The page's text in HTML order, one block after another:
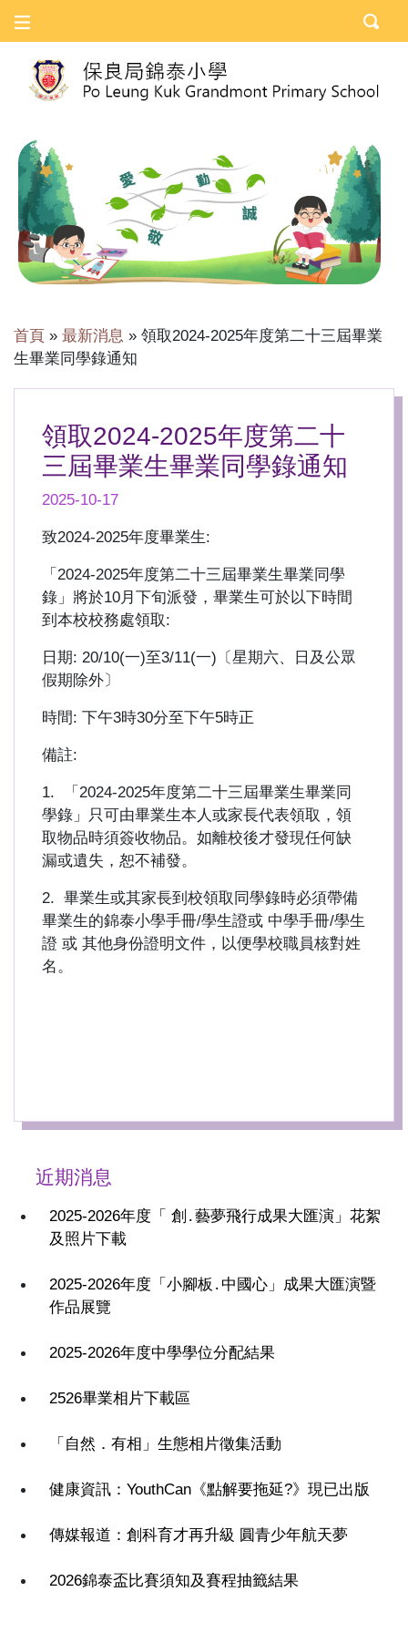
首頁 » 最新消息 » 領取2024-2025年度第二十三屆畢業
生畢業同學錄通知
領取2024-2025年度第二十
三屆畢業生畢業同學錄通知
2025-10-17
致2024-2025年度畢業生:
「2024-2025年度第二十三屆畢業生畢業同學
錄」將於10月下旬派發，畢業生可於以下時間
到本校校務處領取:
日期: 20/10(一)至3/11(一)〔星期六、日及公眾
假期除外〕
時間: 下午3時30分至下午5時正
備註:
1. 「2024-2025年度第二十三屆畢業生畢業同
學錄」只可由畢業生本人或家長代表領取，領
取物品時須簽收物品。如離校後才發現任何缺
漏或遺失，恕不補發。
2. 畢業生或其家長到校領取同學錄時必須帶備
畢業生的錦泰小學手冊/學生證或 中學手冊/學生
證 或 其他身份證明文件，以便學校職員核對姓
名。
近期消息
2025-2026年度「 創․藝夢飛行成果大匯演」花絮
及照片下載
2025-2026年度「小腳板․中國心」成果大匯演暨
作品展覽
2025-2026年度中學學位分配結果
2526畢業相片下載區
「自然．有相」生態相片徵集活動
健康資訊：YouthCan《點解要拖延?》現已出版
傳媒報道：創科育才再升級 圓青少年航天夢
2026錦泰盃比賽須知及賽程抽籤結果